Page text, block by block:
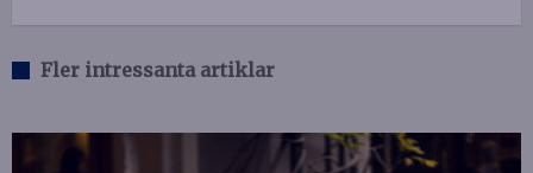
Fler intressanta artiklar